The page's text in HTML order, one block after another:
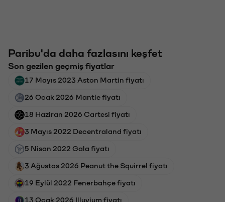
Paribu'da daha fazlasını keşfet
Son gezilen geçmiş fiyatlar
17 Mayıs 2023 Aston Martin fiyatı
26 Ocak 2026 Mantle fiyatı
18 Haziran 2026 Cartesi fiyatı
3 Mayıs 2022 Decentraland fiyatı
5 Nisan 2022 Gala fiyatı
3 Ağustos 2026 Peanut the Squirrel fiyatı
19 Eylül 2022 Fenerbahçe fiyatı
13 Ocak 2026 Illuvium fiyatı